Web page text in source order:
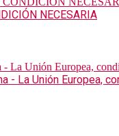
NECESARIA
- La Unión Europea,